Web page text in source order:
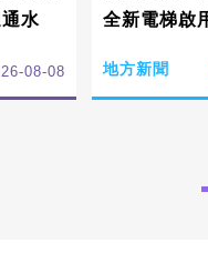
水
08-08
全新電梯啟
地方新聞